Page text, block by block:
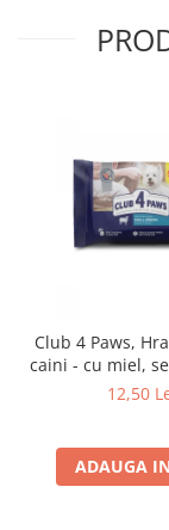
Club 4 Paws,
caini - cu miel,
g
12,50
ADAUGA